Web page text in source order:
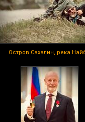
Остров Сахалин, река